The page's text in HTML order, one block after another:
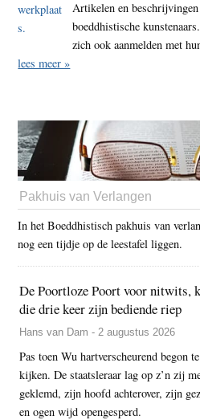
Artikelen en
boeddhistische
zich ook aanmelden met
lees meer »
Pakhuis van Verlangen
In het Boeddhistisch pakhuis van
nog een tijdje op de leestafel liggen.
De Poortloze Poort voor nitwits,
die drie keer zijn bediende riep
Hans van Dam - 2 augustus 2026
Pas toen Wu hartverscheurend begon
kijken. De staatsleraar lag op z’n zij
geklemd, zijn hoofd achterover, zijn
en ogen wijd opengesperd.